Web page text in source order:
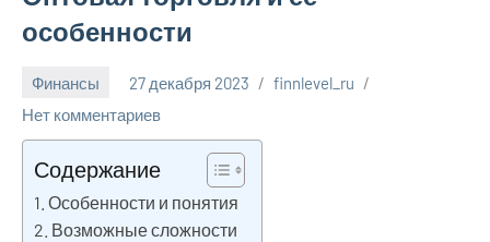
особенности
Финансы 27 декабря 2023
finnlevel_ru
Нет комментариев
Содержание
Особенности и понятия
Возможные сложности